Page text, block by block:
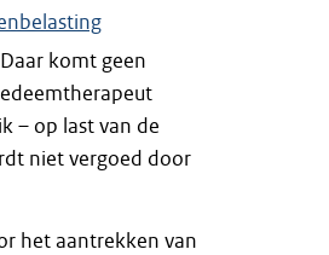
komt geen
– op last van de
niet vergoed door
het aantrekken van